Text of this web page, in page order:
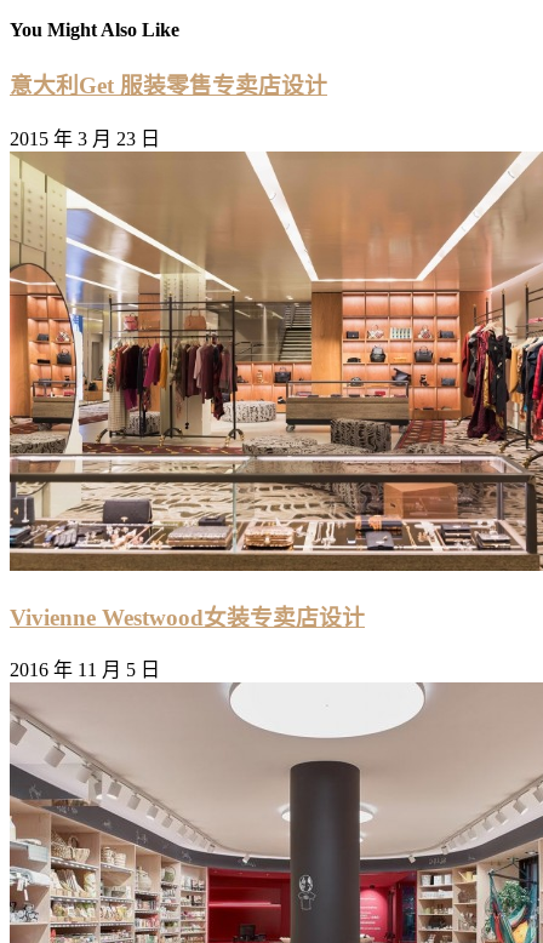
You Might Also Like
意大利Get 服装零售专卖店设计
2015 年 3 月 23 日
Vivienne Westwood女装专卖店设计
2016 年 11 月 5 日